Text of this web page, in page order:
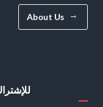
About Us